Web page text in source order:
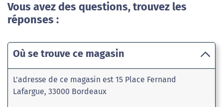
Vous avez des questions, trouvez les
réponses :
Où se trouve ce magasin
L'adresse de ce magasin est 15 Place Fernand
Lafargue, 33000 Bordeaux